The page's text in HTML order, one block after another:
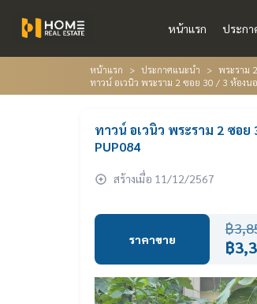
หน้าแรก ประก
หน้าแรก ประกาศแนะนำ พระราม
ทาวน์ อเวนิว พระราม 2 ซอย 30 / 3 ห้องนอ
ทาวน์ อเวนิว พระราม 2 ซอย
PUP084
สร้างเมื่อ 11/12/2567
ราคาขาย
฿
฿